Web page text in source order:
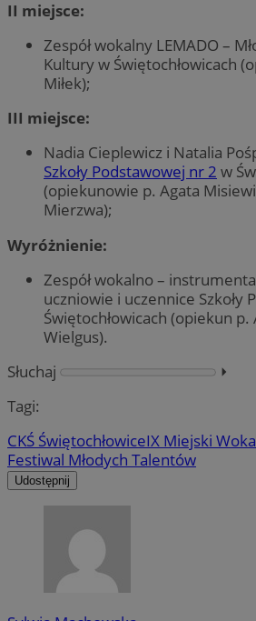
II miejsce:
Zespół wokalny LEMADO –
Kultury w Świętochłowicach
Miłek);
III miejsce:
Nadia Cieplewicz i Natalia
Szkoły Podstawowej nr 2 w
(opiekunowie p. Agata
Mierzwa);
Wyróżnienie:
Zespół wokalno –
uczniowie i uczennice Szkoły
Świętochłowicach (opiekun p.
Wielgus).
Słuchaj
⏵︎
Tagi:
CKŚ ŚwiętochłowiceIX Miejski
Festiwal Młodych Talentów
Udostępnij